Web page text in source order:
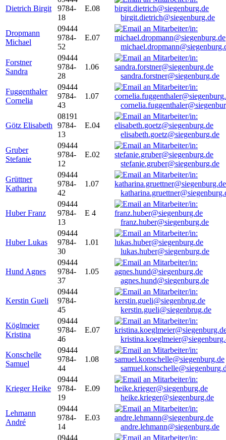
Dietrich Birgit
9784-
18
E.08
birgit.dietrich@siegenburg.de
Dropmann
Michael
09444
9784-
52
E.07
Forstner
Sandra
09444
9784-
28
1.06
sandra.forstner@siegenburg.de
Fuggenthaler
Cornelia
09444
9784-
43
1.07
Götz Elisabeth
08191
9784-
13
E.04
elisabeth.goetz@siegenburg.de
Gruber
Stefanie
09444
9784-
12
E.02
stefanie.gruber@siegenburg.de
Grüttner
Katharina
09444
9784-
42
1.07
Huber Franz
09444
9784-
13
E 4
franz.huber@siegenburg.de
Huber Lukas
09444
9784-
30
1.01
lukas.huber@siegenburg.de
Hund Agnes
09444
9784-
37
1.05
agnes.hund@siegenburg.de
Kerstin Gueli
09444
9784-
45
kerstin.gueli@siegenbrug.de
Köglmeier
Kristina
09444
9784-
46
E.07
Konschelle
Samuel
09444
9784-
44
1.08
Krieger Heike
09444
9784-
19
E.09
heike.krieger@siegenburg.de
Lehmann
André
09444
9784-
14
E.03
andre.lehmann@siegenburg.de
09444